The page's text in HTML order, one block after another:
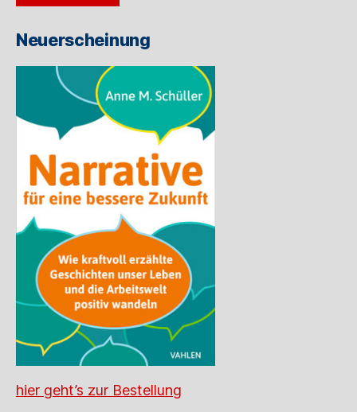
Adresse
Neuerscheinung
hier geht’s zur Bestellung